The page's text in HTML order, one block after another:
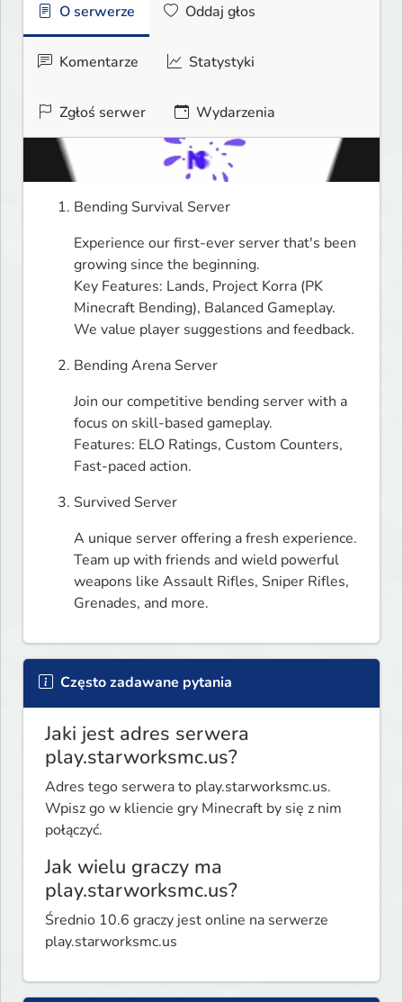
O serwerze Oddaj głos
Komentarze Statystyki
Zgłoś serwer Wydarzenia
Bending Survival Server
Experience our first-ever server that's been
growing since the beginning.
Key Features: Lands, Project Korra (PK
Minecraft Bending), Balanced Gameplay.
We value player suggestions and feedback.
Bending Arena Server
Join our competitive bending server with a
focus on skill-based gameplay.
Features: ELO Ratings, Custom Counters,
Fast-paced action.
Survived Server
A unique server offering a fresh experience.
Team up with friends and wield powerful
weapons like Assault Rifles, Sniper Rifles,
Grenades, and more.
Często zadawane pytania
Jaki jest adres serwera
play.starworksmc.us?
Adres tego serwera to play.starworksmc.us.
Wpisz go w kliencie gry Minecraft by się z nim
połączyć.
Jak wielu graczy ma
play.starworksmc.us?
Średnio 10.6 graczy jest online na serwerze
play.starworksmc.us